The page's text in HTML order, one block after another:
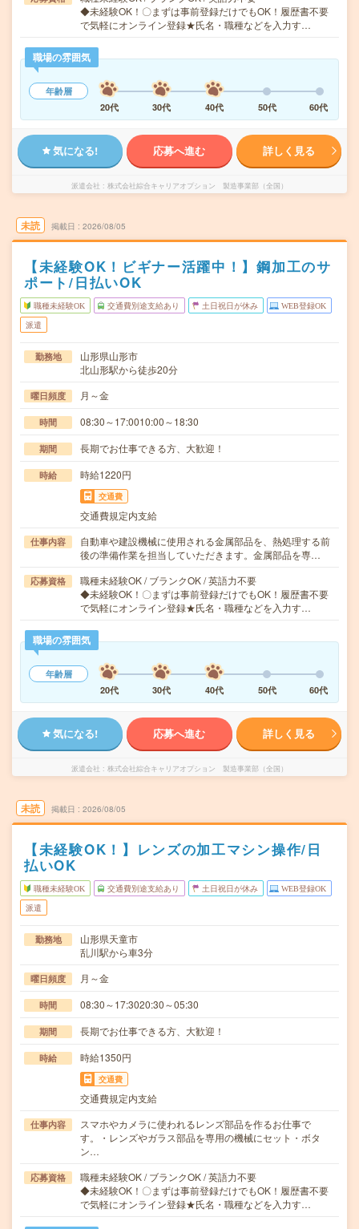
◆未経験OK！〇まずは事前登録だけでもOK！履歴書不要
で気軽にオンライン登録★氏名・職種などを入力す…
職場の雰囲気
年齢層
20代
30代 40代 50代 60代
気になる! 応募へ進む 詳しく見る
派遣会社 株式会社綜合キャリアオプション 製造事業部（全国）
未読 掲載日 2026/08/05
【未経験OK！ビギナー活躍中！】鋼加工のサ
ポート/日払いOK
職種未経験OK 交通費別途支給あり 土日祝日が休み WEB登録OK
派遣
勤務地
山形県山形市
北山形駅から徒歩20分
曜日頻度 月～金
時間 08:30～17:0010:00～18:30
期間 長期でお仕事できる方、大歓迎！
時給 時給1220円
交通費
交通費規定内支給
仕事内容
自動車や建設機械に使用される金属部品を、熱処理する前
後の準備作業を担当していただきます。金属部品を専…
応募資格
職種未経験OK / ブランクOK / 英語力不要
◆未経験OK！〇まずは事前登録だけでもOK！履歴書不要
で気軽にオンライン登録★氏名・職種などを入力す…
職場の雰囲気
年齢層
20代
30代 40代 50代 60代
気になる! 応募へ進む 詳しく見る
派遣会社 株式会社綜合キャリアオプション 製造事業部（全国）
未読 掲載日 2026/08/05
【未経験OK！】レンズの加工マシン操作/日
払いOK
職種未経験OK 交通費別途支給あり 土日祝日が休み WEB登録OK
派遣
勤務地
山形県天童市
乱川駅から車3分
曜日頻度 月～金
時間 08:30～17:3020:30～05:30
期間 長期でお仕事できる方、大歓迎！
時給 時給1350円
交通費
交通費規定内支給
仕事内容
スマホやカメラに使われるレンズ部品を作るお仕事で
す。・レンズやガラス部品を専用の機械にセット・ボタ
ン…
応募資格
職種未経験OK / ブランクOK / 英語力不要
◆未経験OK！〇まずは事前登録だけでもOK！履歴書不要
で気軽にオンライン登録★氏名・職種などを入力す…